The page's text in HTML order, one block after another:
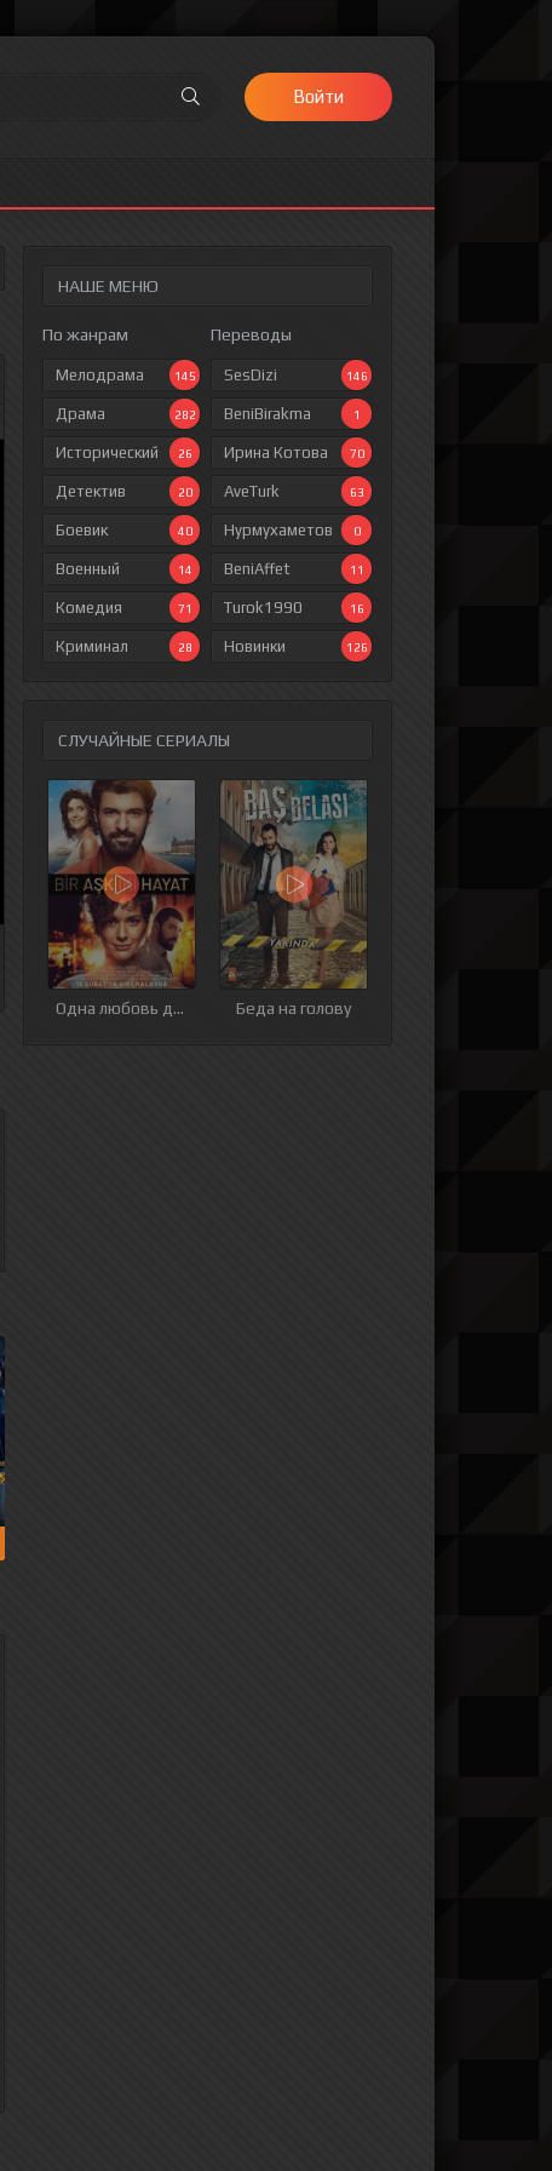
Войти
НАШЕ МЕНЮ
По жанрам
Мелодрама 145
Драма 282
Исторический 26
Детектив 20
Боевик 40
Военный 14
Комедия 71
Криминал 28
Переводы
SesDizi 146
BeniBirakma 1
Ирина Котова 70
AveTurk 63
Нурмухаметов 0
BeniAffet 11
Turok1990 16
Новинки 126
СЛУЧАЙНЫЕ СЕРИАЛЫ
Одна любовь две жизни Беда на голову